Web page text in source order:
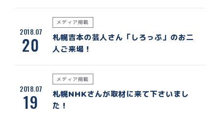
2018.07
20
メディア掲載
札幌吉本の芸人さん「しろっぷ」のお二
人ご来場！
2018.07
19
メディア掲載
札幌NHKさんが取材に来て下さいまし
た！